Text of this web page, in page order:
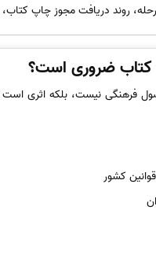
روند دریافت مجوز چاپ
کتاب ضروری است؟
فرهنگی نیست، بلکه اثری است
کشور